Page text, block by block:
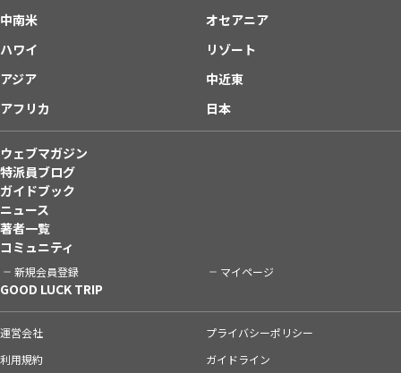
中南米
オセアニア
ハワイ
リゾート
アジア
中近東
アフリカ
日本
ウェブマガジン
特派員ブログ
ガイドブック
ニュース
著者一覧
コミュニティ
新規会員登録 マイページ
GOOD LUCK TRIP
運営会社
プライバシーポリシー
利用規約
ガイドライン